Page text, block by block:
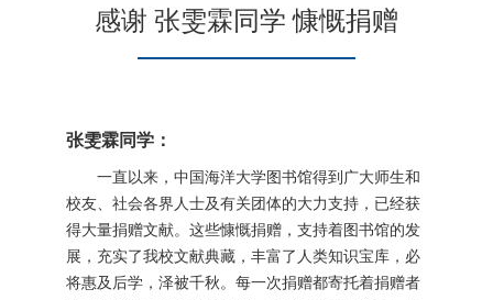
感谢 张雯霖同学 慷慨捐赠
张雯霖同学：
一直以来，中国海洋大学图书馆得到广大师生和
校友、社会各界人士及有关团体的大力支持，已经获
得大量捐赠文献。这些慷慨捐赠，支持着图书馆的发
展，充实了我校文献典藏，丰富了人类知识宝库，必
将惠及后学，泽被千秋。每一次捐赠都寄托着捐赠者